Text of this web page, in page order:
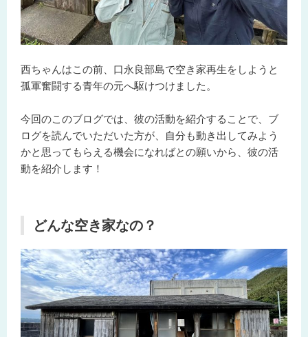
西ちゃんはこの前、口永良部島で空き家再生をしようと
孤軍奮闘する青年の元へ駆けつけました。
今回のこのブログでは、彼の活動を紹介することで、ブ
ログを読んでいただいた方が、自分も動き出してみよう
かと思ってもらえる機会になればとの願いから、彼の活
動を紹介します！
どんな空き家なの？